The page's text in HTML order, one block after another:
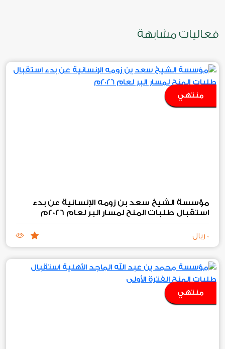
فعاليات مشابهة
منتهي
مؤسسة الشيخ سعد بن زومه الإنسانية عن بدء
استقبال طلبات المنح لمسار البر لعام 2026م
0 ريال
منتهي